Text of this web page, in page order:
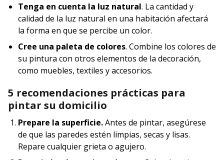
Tenga en cuenta la luz natural. La cantidad y
calidad de la luz natural en una habitación afectará
la forma en que se percibe un color.
Cree una paleta de colores. Combine los colores de
su pintura con otros elementos de la decoración,
como muebles, textiles y accesorios.
5 recomendaciones prácticas para
pintar su domicilio
Prepare la superficie.Antes de pintar, asegúrese
de que las paredes estén limpias, secas y lisas.
Repare cualquier grieta o agujero.